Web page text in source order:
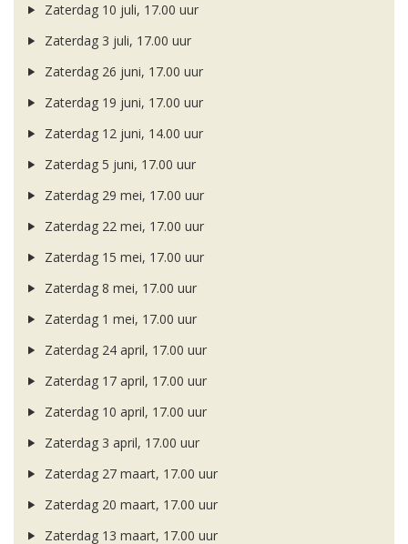
Zaterdag 10 juli, 17.00 uur
Zaterdag 3 juli, 17.00 uur
Zaterdag 26 juni, 17.00 uur
Zaterdag 19 juni, 17.00 uur
Zaterdag 12 juni, 14.00 uur
Zaterdag 5 juni, 17.00 uur
Zaterdag 29 mei, 17.00 uur
Zaterdag 22 mei, 17.00 uur
Zaterdag 15 mei, 17.00 uur
Zaterdag 8 mei, 17.00 uur
Zaterdag 1 mei, 17.00 uur
Zaterdag 24 april, 17.00 uur
Zaterdag 17 april, 17.00 uur
Zaterdag 10 april, 17.00 uur
Zaterdag 3 april, 17.00 uur
Zaterdag 27 maart, 17.00 uur
Zaterdag 20 maart, 17.00 uur
Zaterdag 13 maart, 17.00 uur